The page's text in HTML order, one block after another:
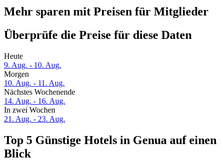
Mehr sparen mit Preisen für Mitglieder
Überprüfe die Preise für diese Daten
Heute
9. Aug. - 10. Aug.
Morgen
10. Aug. - 11. Aug.
Nächstes Wochenende
14. Aug. - 16. Aug.
In zwei Wochen
21. Aug. - 23. Aug.
Top 5 Günstige Hotels in Genua auf einen
Blick